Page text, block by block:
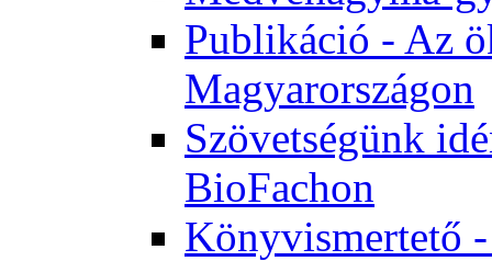
Publikáció - Az
Magyarországon
Szövetségünk
BioFachon
Könyvismertető